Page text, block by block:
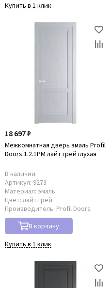
Купить в 1 клик
18 697 ₽
Межкомнатная дверь эмаль Profil
Doors 1.2.1PM лайт грей глухая
В наличии
Артикул: 9273
Материал: эмаль
Цвет: лайт грей
Производитель: Profil Doors
В корзину
Купить в 1 клик